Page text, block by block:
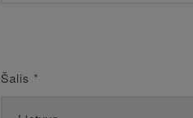
Šalis *